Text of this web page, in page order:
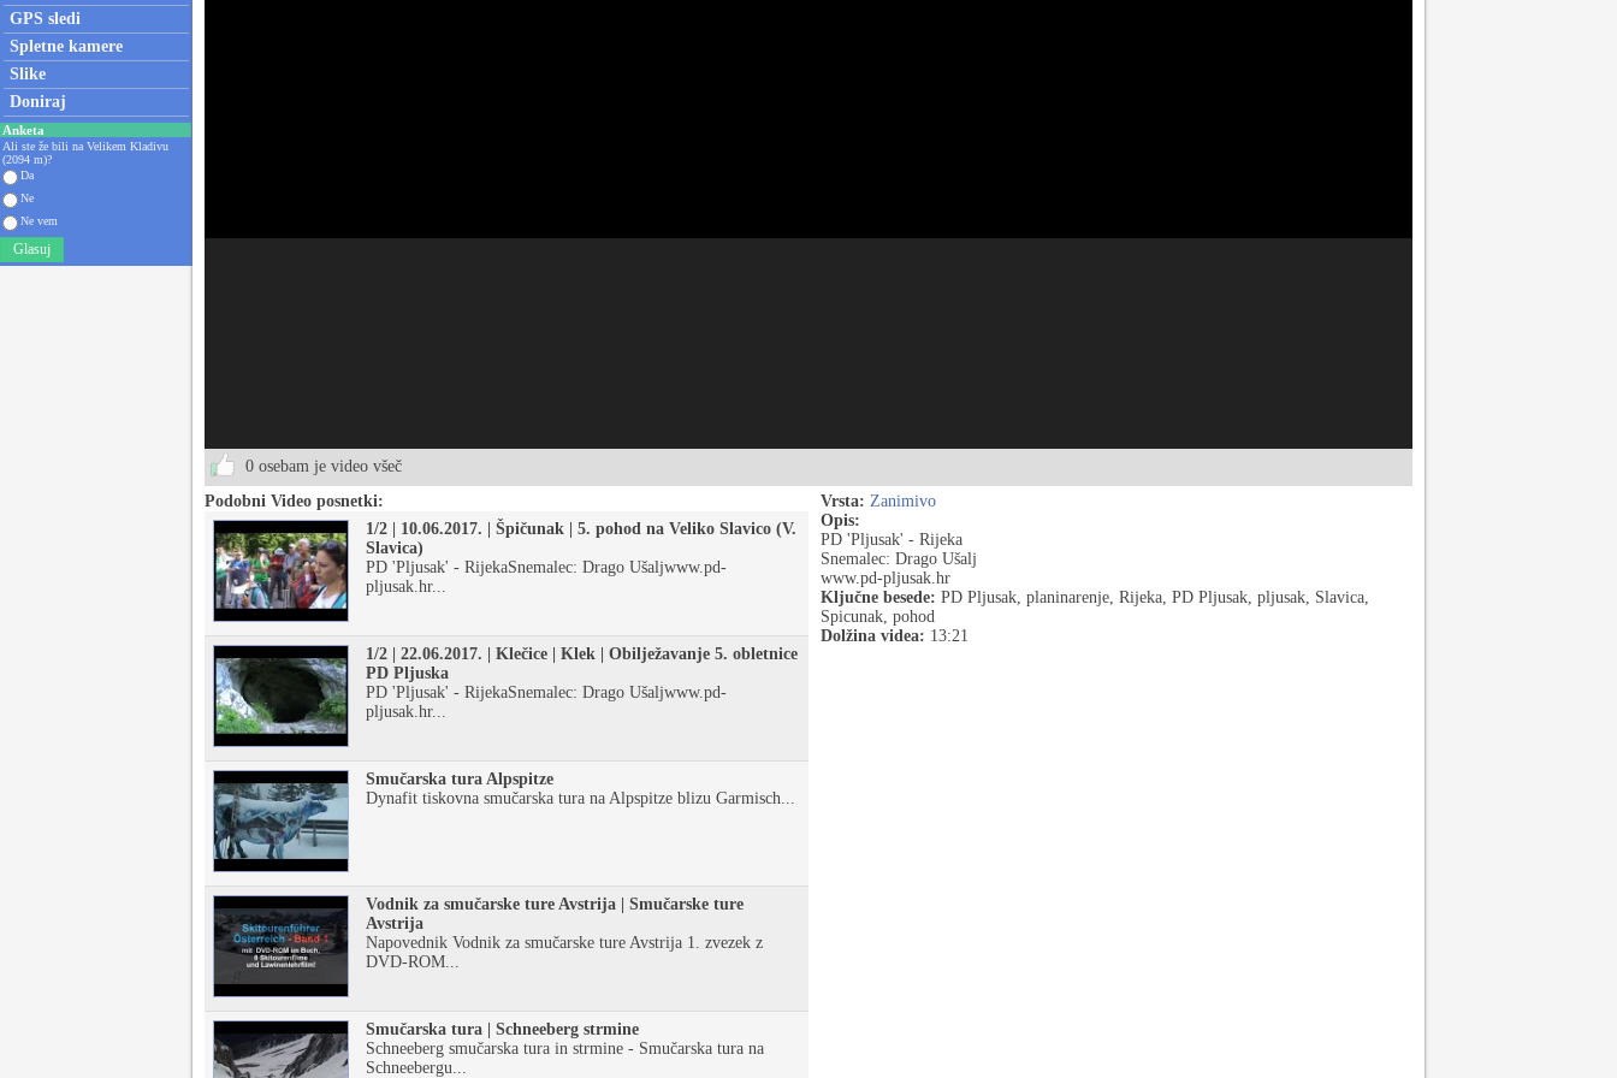
GPS sledi
Spletne kamere
Slike
Doniraj
Anketa
Ali ste že bili na Velikem Kladivu
(2094 m)?
Da
Ne
Ne vem
Glasuj
0 osebam je video všeč
Podobni Video posnetki:
1/2 | 10.06.2017. | Špičunak | 5. pohod na Veliko Slavico (V.
Slavica)
PD 'Pljusak' - RijekaSnemalec: Drago Ušaljwww.pd-
pljusak.hr...
1/2 | 22.06.2017. | Klečice | Klek | Obilježavanje 5. obletnice
PD Pljuska
PD 'Pljusak' - RijekaSnemalec: Drago Ušaljwww.pd-
pljusak.hr...
Smučarska tura Alpspitze
Dynafit tiskovna smučarska tura na Alpspitze blizu Garmisch...
Vodnik za smučarske ture Avstrija | Smučarske ture
Avstrija
Napovednik Vodnik za smučarske ture Avstrija 1. zvezek z
DVD-ROM...
Smučarska tura | Schneeberg strmine
Schneeberg smučarska tura in strmine - Smučarska tura na
Schneebergu...
Vrsta: Zanimivo
Opis:
PD 'Pljusak' - Rijeka
Snemalec: Drago Ušalj
www.pd-pljusak.hr
Ključne besede: PD Pljusak, planinarenje, Rijeka, PD Pljusak, pljusak, Slavica,
Spicunak, pohod
Dolžina videa: 13:21